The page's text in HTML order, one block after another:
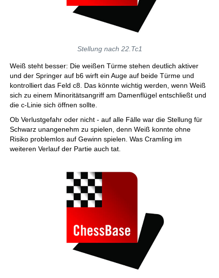
Stellung nach 22.Tc1
Weiß steht besser: Die weißen Türme stehen deutlich aktiver
und der Springer auf b6 wirft ein Auge auf beide Türme und
kontrolliert das Feld c8. Das könnte wichtig werden, wenn Weiß
sich zu einem Minoritätsangriff am Damenflügel entschließt und
die c-Linie sich öffnen sollte.
Ob Verlustgefahr oder nicht - auf alle Fälle war die Stellung für
Schwarz unangenehm zu spielen, denn Weiß konnte ohne
Risiko problemlos auf Gewinn spielen. Was Cramling im
weiteren Verlauf der Partie auch tat.